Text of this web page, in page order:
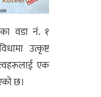
वडा नं. १
उत्कृष्ट
एक
छ।